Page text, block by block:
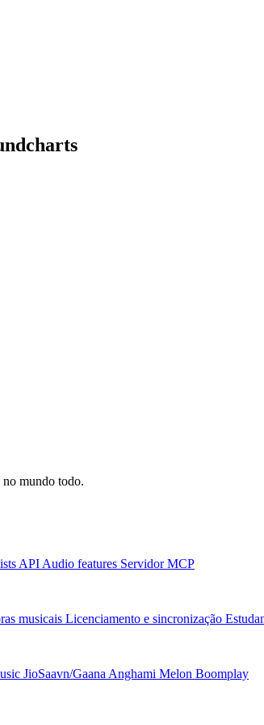
no mundo todo.
API Audio features Servidor MCP
musicais Licenciamento e sincronização
JioSaavn/Gaana Anghami Melon Boomplay